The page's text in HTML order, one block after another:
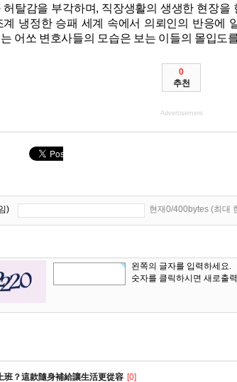
허탈감을 부각하며, 직장생활의 생생한 현장을
계 냉정한 승패 세계 속에서 의뢰인의 반응에
어쏘 변호사들의 모습은 보는 이들의 몰입도
0
추천
Advertisement
) 현재0/400bytes (최대
왼쪽의 글자를 입력하세요.
숫자를 클릭하시면 새로출
班？這款隨身補給讓生活更從容 [0]